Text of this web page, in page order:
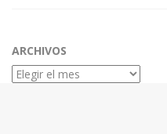
ARCHIVOS
Archivos